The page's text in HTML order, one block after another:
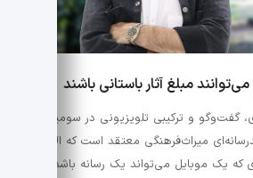
مبلغ آثار باستانی باشند
گفت‌وگو و ترکیبی تلویزیونی در سومین
میراث‌فرهنگی معتقد است که الان
یک موبایل می‌تواند یک رسانه باشد،